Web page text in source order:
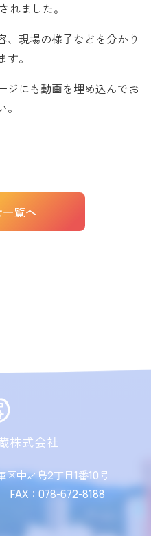
れました。
、現場の様子などを分かり
。
ジにも動画を埋め込んでお
覧へ
株式会社
区中之島2丁目1番10号
：078-672-8188